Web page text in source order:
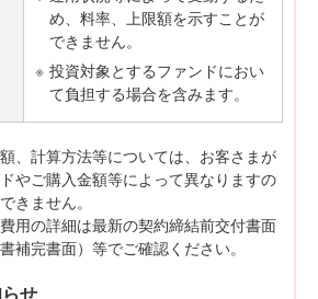
め、料率、上限額を示すことが
できません。
※ 投資対象とするファンドにおい
て負担する場合を含みます。
、計算方法等については、お客さまが
やご購入金額等によって異なりますの
きません。
用の詳細は最新の契約締結前交付書面
補完書面）等でご確認ください。
せ